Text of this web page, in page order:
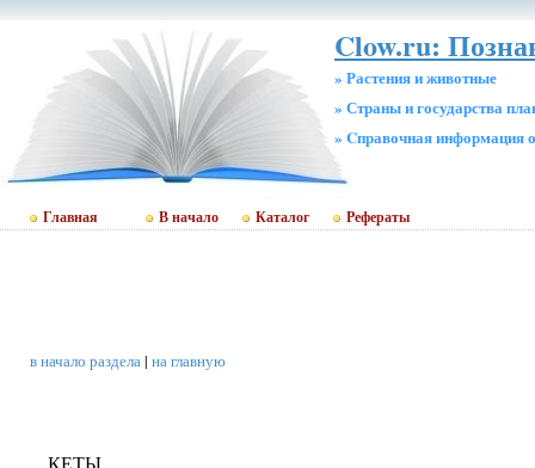
Clow.ru:
» Растения и животные
» Страны и государства
» Cправочная информация
Главная В начало Каталог Рефераты
в начало раздела| на главную
КЕТЫ